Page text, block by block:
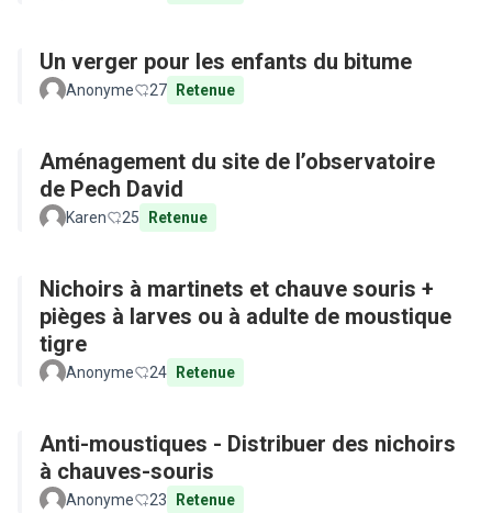
Un verger pour les enfants du bitume
Anonyme 27 Retenue
Aménagement du site de l’observatoire
de Pech David
Karen 25 Retenue
Nichoirs à martinets et chauve souris +
pièges à larves ou à adulte de moustique
tigre
Anonyme 24 Retenue
Anti-moustiques - Distribuer des nichoirs
à chauves-souris
Anonyme 23 Retenue